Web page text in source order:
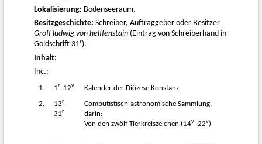
Lokalisierung: Bodenseeraum.
Besitzgeschichte: Schreiber, Auftraggeber oder Besitzer
Groff ludwig von helffenstain (Eintrag von Schreiberhand in
Goldschrift 31r).
Inhalt:
Inc.:
1. 1r–12v Kalender der Diözese Konstanz
2. 13r–
31r
Computistisch-astronomische Sammlung,
darin:
Von den zwölf Tierkreiszeichen (14v–22v)